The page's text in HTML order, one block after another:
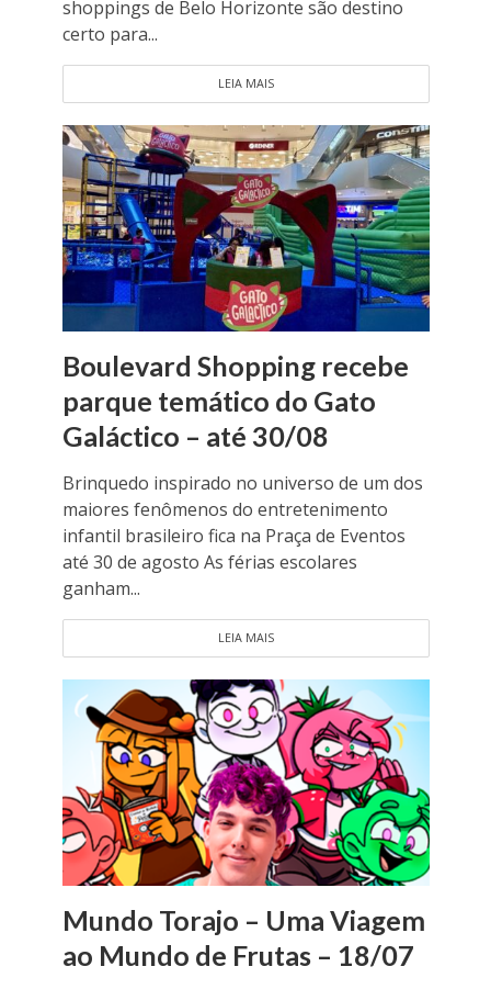
shoppings de Belo Horizonte são destino
certo para...
LEIA MAIS
Boulevard Shopping recebe
parque temático do Gato
Galáctico – até 30/08
Brinquedo inspirado no universo de um dos
maiores fenômenos do entretenimento
infantil brasileiro fica na Praça de Eventos
até 30 de agosto As férias escolares
ganham...
LEIA MAIS
Mundo Torajo – Uma Viagem
ao Mundo de Frutas – 18/07